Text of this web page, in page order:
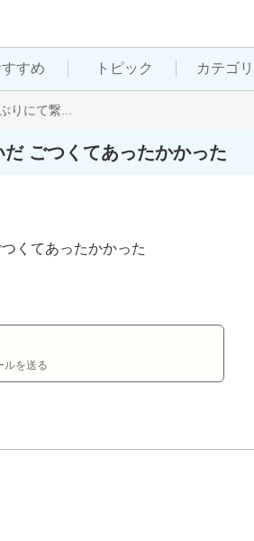
すめ トピック カテゴ
りにて繋...
ごつくてあったかかった
くてあったかかった
ルを送る